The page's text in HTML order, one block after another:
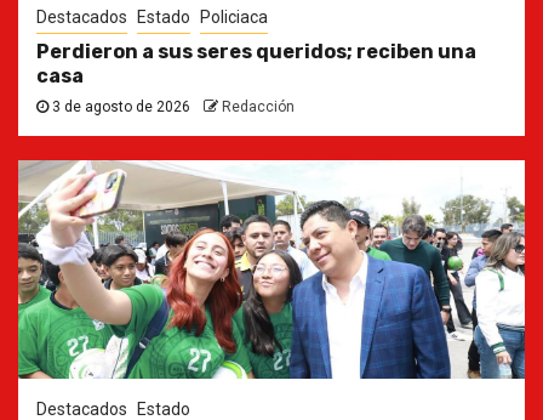
Destacados Estado Policiaca
Perdieron a sus seres queridos; reciben una
casa
3 de agosto de 2026 Redacción
Destacados Estado